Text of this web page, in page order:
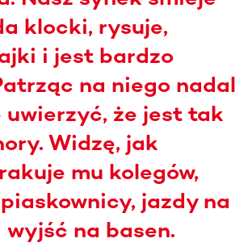
klocki, rysuje,
i jest bardzo
na niego nadal
uwierzyć, że jest tak
Widzę, jak
mu kolegów,
jazdy na
wyjść na basen.